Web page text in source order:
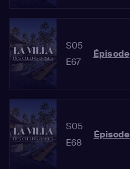
S05
E67
Épisode
S05
E68
Épisode